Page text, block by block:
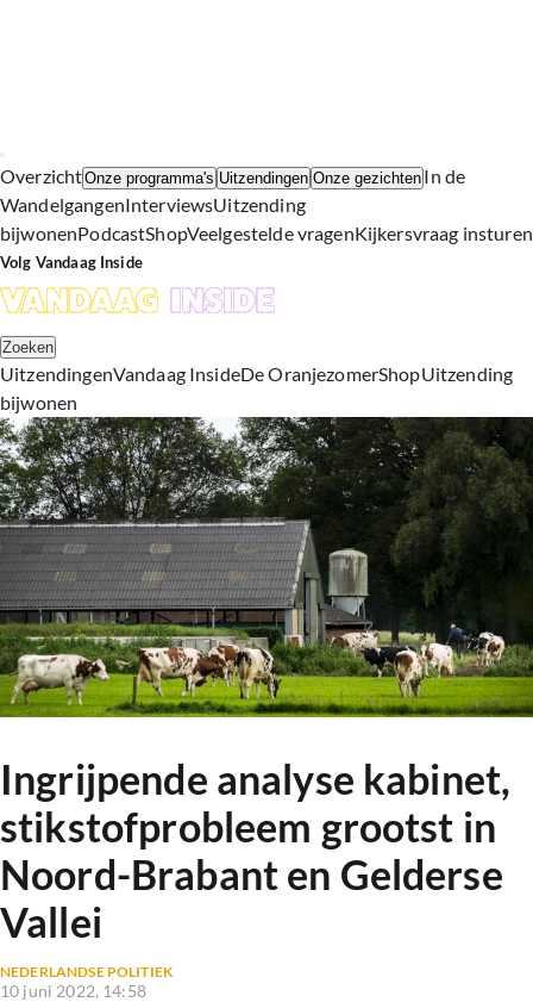
OverzichtOnze programma's Uitzendingen Onze gezichten In de
WandelgangenInterviewsUitzending
bijwonenPodcastShopVeelgestelde vragenKijkersvraag insturen
Volg Vandaag Inside
Zoeken
UitzendingenVandaag InsideDe OranjezomerShopUitzending
bijwonen
Ingrijpende analyse kabinet,
stikstofprobleem grootst in
Noord-Brabant en Gelderse
Vallei
NEDERLANDSE POLITIEK
10 juni 2022, 14:58